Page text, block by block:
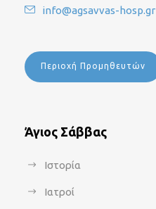
info@agsavvas-hosp.gr
Περιοχή Προμηθευτών
Άγιος Σάββας
Ιστορία
Ιατροί